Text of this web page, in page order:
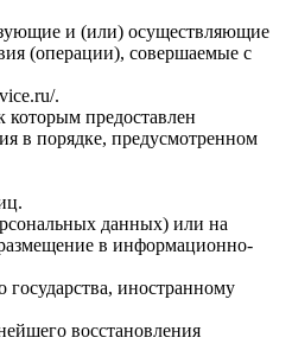
и (или) осуществляющие
(операции), совершаемые с
.
которым предоставлен
в порядке, предусмотренном
данных) или на
в информационно-
государства, иностранному
восстановления